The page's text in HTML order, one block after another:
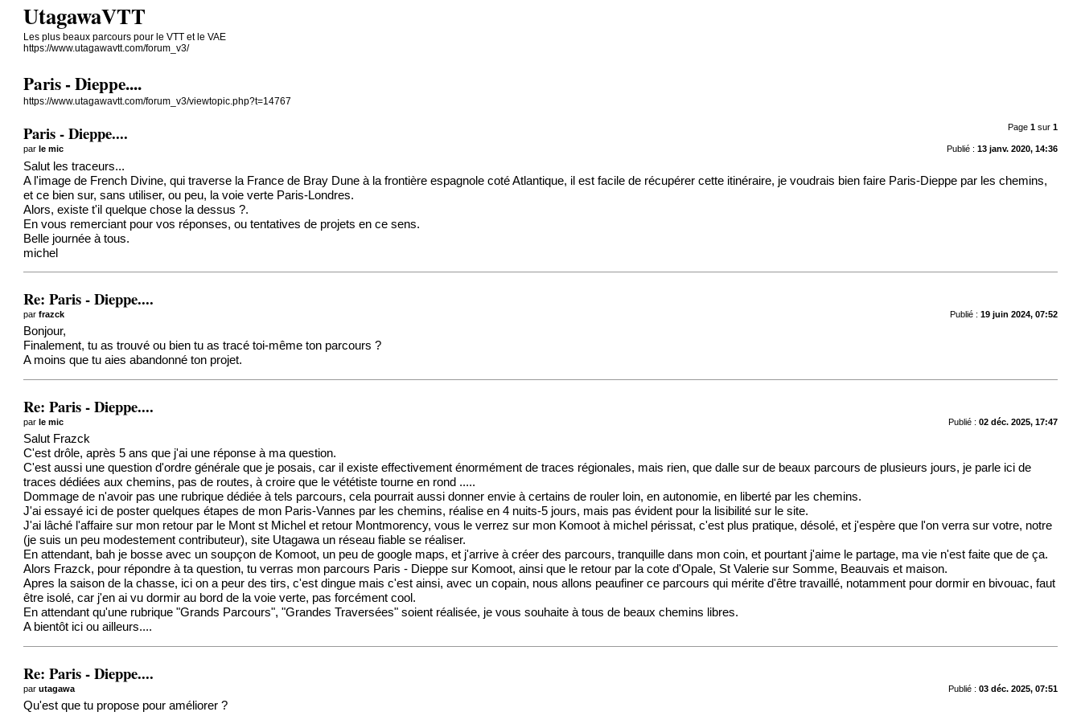
UtagawaVTT
Les plus beaux parcours pour le VTT et le VAE
https://www.utagawavtt.com/forum_v3/
Paris - Dieppe....
https://www.utagawavtt.com/forum_v3/viewtopic.php?t=14767
Page 1sur 1
Paris - Dieppe....
Publié : 13 janv. 2020, 14:36
parle mic
Salut les traceurs...
A l'image de French Divine, qui traverse la France de Bray Dune à la frontière espagnole coté Atlantique, il est facile de récupérer cette itinéraire, je voudrais bien faire Paris-Dieppe par les chemins,
et ce bien sur, sans utiliser, ou peu, la voie verte Paris-Londres.
Alors, existe t'il quelque chose la dessus ?.
En vous remerciant pour vos réponses, ou tentatives de projets en ce sens.
Belle journée à tous.
michel
Re: Paris - Dieppe....
Publié : 19 juin 2024, 07:52
parfrazck
Bonjour,
Finalement, tu as trouvé ou bien tu as tracé toi-même ton parcours ?
A moins que tu aies abandonné ton projet.
Re: Paris - Dieppe....
Publié : 02 déc. 2025, 17:47
parle mic
Salut Frazck
C'est drôle, après 5 ans que j'ai une réponse à ma question.
C'est aussi une question d'ordre générale que je posais, car il existe effectivement énormément de traces régionales, mais rien, que dalle sur de beaux parcours de plusieurs jours, je parle ici de
traces dédiées aux chemins, pas de routes, à croire que le vététiste tourne en rond .....
Dommage de n'avoir pas une rubrique dédiée à tels parcours, cela pourrait aussi donner envie à certains de rouler loin, en autonomie, en liberté par les chemins.
J'ai essayé ici de poster quelques étapes de mon Paris-Vannes par les chemins, réalise en 4 nuits-5 jours, mais pas évident pour la lisibilité sur le site.
J'ai lâché l'affaire sur mon retour par le Mont st Michel et retour Montmorency, vous le verrez sur mon Komoot à michel périssat, c'est plus pratique, désolé, et j'espère que l'on verra sur votre, notre
(je suis un peu modestement contributeur), site Utagawa un réseau fiable se réaliser.
En attendant, bah je bosse avec un soupçon de Komoot, un peu de google maps, et j'arrive à créer des parcours, tranquille dans mon coin, et pourtant j'aime le partage, ma vie n'est faite que de ça.
Alors Frazck, pour répondre à ta question, tu verras mon parcours Paris - Dieppe sur Komoot, ainsi que le retour par la cote d'Opale, St Valerie sur Somme, Beauvais et maison.
Apres la saison de la chasse, ici on a peur des tirs, c'est dingue mais c'est ainsi, avec un copain, nous allons peaufiner ce parcours qui mérite d'être travaillé, notamment pour dormir en bivouac, faut
être isolé, car j'en ai vu dormir au bord de la voie verte, pas forcément cool.
En attendant qu'une rubrique "Grands Parcours", "Grandes Traversées" soient réalisée, je vous souhaite à tous de beaux chemins libres.
A bientôt ici ou ailleurs....
Re: Paris - Dieppe....
Publié : 03 déc. 2025, 07:51
parutagawa
Qu'est que tu propose pour améliorer ?